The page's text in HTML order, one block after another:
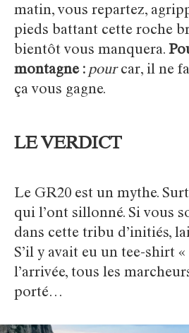
matin, vous repartez,
pieds battant cette roche
bientôt vous manquera.
montagne : pour car, il ne
ça vous gagne.
LE VERDICT
Le GR20 est un mythe.
qui l’ont sillonné. Si vous
dans cette tribu d’initiés,
S’il y avait eu un tee-shirt «
l’arrivée, tous les
porté…